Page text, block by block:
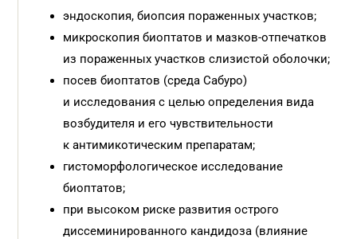
эндоскопия, биопсия пораженных участков;
микроскопия биоптатов и мазков-отпечатков
из пораженных участков слизистой оболочки;
посев биоптатов (среда Сабуро)
и исследования с целью определения вида
возбудителя и его чувствительности
к антимикотическим препаратам;
гистоморфологическое исследование
биоптатов;
при высоком риске развития острого
диссеминированного кандидоза (влияние